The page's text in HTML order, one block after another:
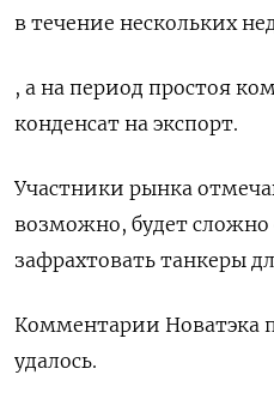
в течение нескольких
, а на период простоя
конденсат на экспорт.
Участники рынка
возможно, будет сложно
зафрахтовать танкеры
Комментарии Новатэка
удалось.